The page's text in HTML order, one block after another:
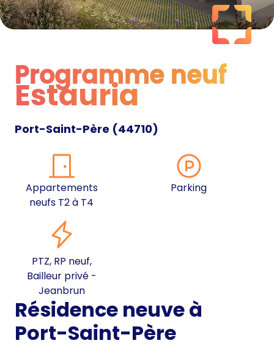
Programme neuf
Programme neuf
Estauria
Port-Saint-Père (44710)
Appartements
neufs T2 à T4
Parking
PTZ, RP neuf,
Bailleur privé -
Jeanbrun
Résidence neuve à
Port-Saint-Père